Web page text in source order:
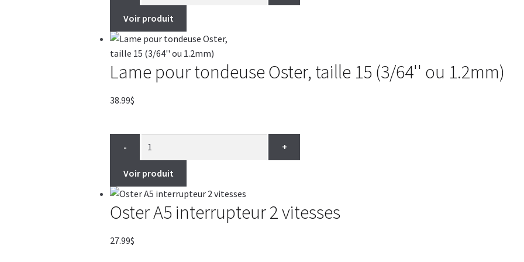
Voir produit
Lame pour tondeuse Oster, taille 15 (3/64'' ou 1.2mm)
38.99$
- +
Voir produit
Oster A5 interrupteur 2 vitesses
27.99$